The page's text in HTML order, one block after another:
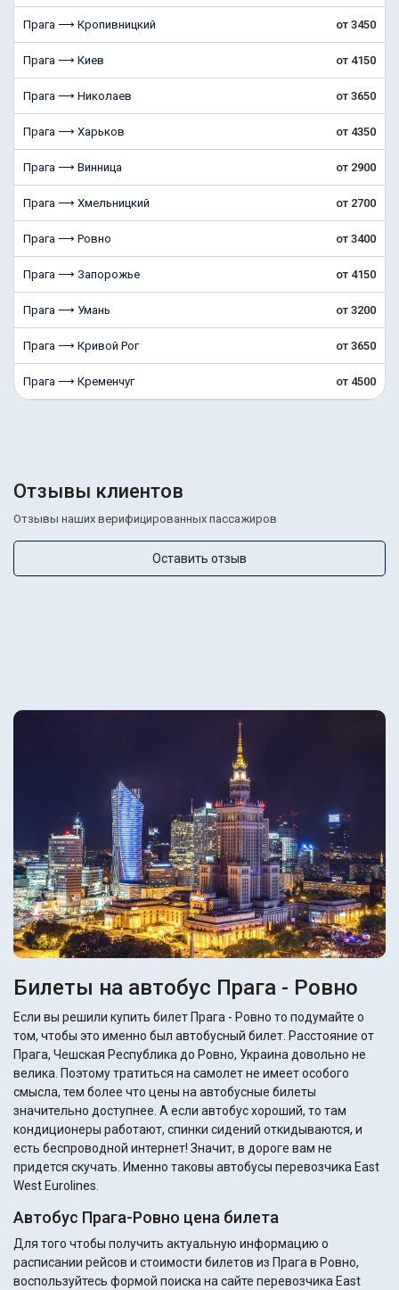
Прага ⟶ Кропивницкий от 3450
Прага ⟶ Киев от 4150
Прага ⟶ Николаев от 3650
Прага ⟶ Харьков от 4350
Прага ⟶ Винница от 2900
Прага ⟶ Хмельницкий от 2700
Прага ⟶ Ровно от 3400
Прага ⟶ Запорожье от 4150
Прага ⟶ Умань от 3200
Прага ⟶ Кривой Рог от 3650
Прага ⟶ Кременчуг от 4500
Отзывы клиентов
Отзывы наших верифицированных пассажиров
Оставить отзыв
Билеты на автобус Прага - Ровно
Если вы решили купить билет Прага - Ровно то подумайте о
том, чтобы это именно был автобусный билет. Расстояние от
Прага, Чешская Республика до Ровно, Украина довольно не
велика. Поэтому тратиться на самолет не имеет особого
смысла, тем более что цены на автобусные билеты
значительно доступнее. А если автобус хороший, то там
кондиционеры работают, спинки сидений откидываются, и
есть беспроводной интернет! Значит, в дороге вам не
придется скучать. Именно таковы автобусы перевозчика East
West Eurolines.
Автобус Прага-Ровно цена билета
Для того чтобы получить актуальную информацию о
расписании рейсов и стоимости билетов из Прага в Ровно,
воспользуйтесь формой поиска на сайте перевозчика East